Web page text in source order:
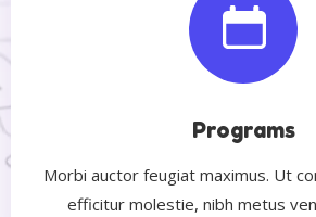
Programs
Morbi auctor feugiat maximus. Ut
efficitur molestie, nibh metus